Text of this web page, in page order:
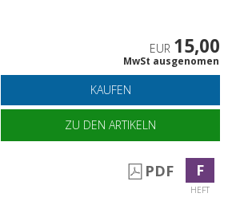
EUR 15,00
MwSt ausgenomen
KAUFEN
ZU DEN ARTIKELN
PDF F
HEFT